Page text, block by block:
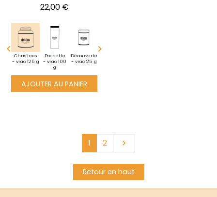
Prix
22,00 €

Chris'teas
- vrac 125 g
Pochette
- vrac 100
g
Découverte
- vrac 25 g

AJOUTER AU PANIER
1 2 Suivant

Retour en haut